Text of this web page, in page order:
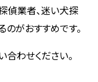
偵業者、迷い犬探
がおすすめです。
合わせください。